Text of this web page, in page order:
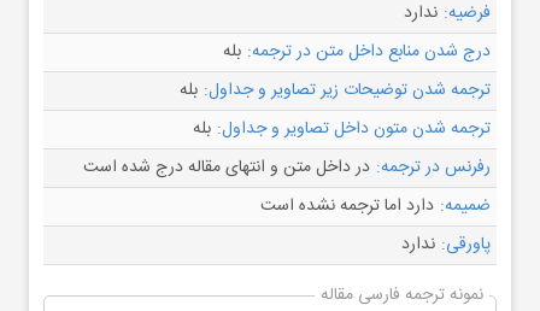
فرضیه: ندارد
درج شدن منابع داخل متن در ترجمه: بله
ترجمه شدن توضیحات زیر تصاویر و جداول: بله
ترجمه شدن متون داخل تصاویر و جداول: بله
رفرنس در ترجمه: در داخل متن و انتهای مقاله درج شده است
ضمیمه: دارد اما ترجمه نشده است
پاورقی: ندارد
نمونه ترجمه فارسی مقاله